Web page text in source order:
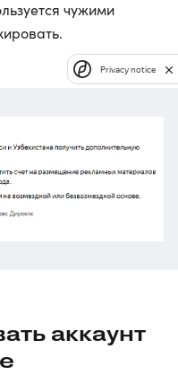
чужими
аккаунт
Privacy notice